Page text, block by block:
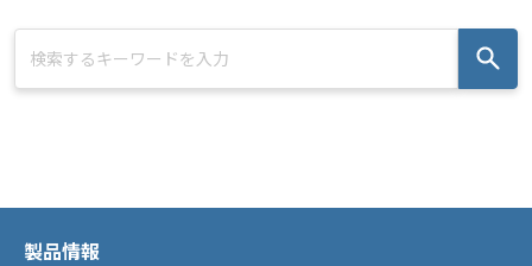
製品情報